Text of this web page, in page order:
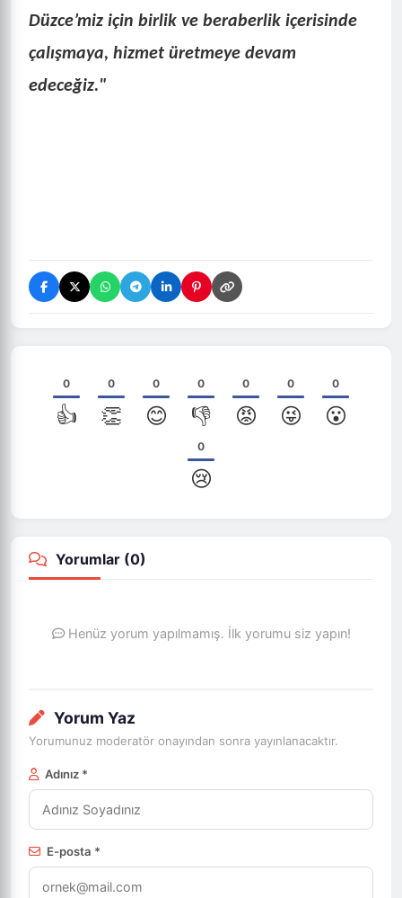
Düzce’miz için birlik ve beraberlik içerisinde
çalışmaya, hizmet üretmeye devam
edeceğiz."
0
👍
0
👏
0
😊
0
👎
0
😡
0
😜
0
😮
0
😢
Yorumlar (0)
Henüz yorum yapılmamış. İlk yorumu siz yapın!
Yorum Yaz
Yorumunuz moderatör onayından sonra yayınlanacaktır.
Adınız *
E-posta *